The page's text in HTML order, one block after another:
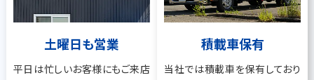
土曜日も営業
平日は忙しいお客様にもご来店
積載車保有
当社では積載車を保有しており